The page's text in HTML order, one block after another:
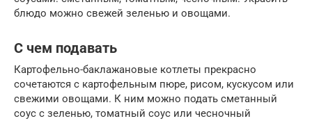
блюдо можно свежей зеленью и овощами.
С чем подавать
Картофельно-баклажановые котлеты прекрасно
сочетаются с картофельным пюре, рисом, кускусом или
свежими овощами. К ним можно подать сметанный
соус с зеленью, томатный соус или чесночный